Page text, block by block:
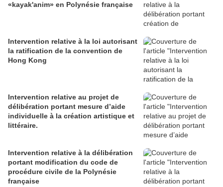
«kayak'anim» en Polynésie française
Intervention relative à la loi autorisant
la ratification de la convention de
Hong Kong
Intervention relative au projet de
délibération portant mesure d’aide
individuelle à la création artistique et
littéraire.
Intervention relative à la délibération
portant modification du code de
procédure civile de la Polynésie
française